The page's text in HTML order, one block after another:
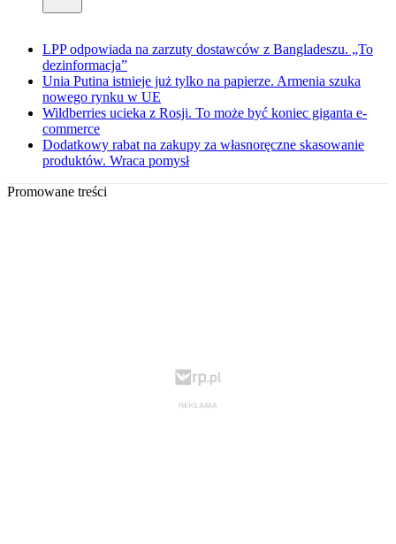
LPP odpowiada na zarzuty dostawców z Bangladeszu. „To
dezinformacja”
Unia Putina istnieje już tylko na papierze. Armenia szuka
nowego rynku w UE
Wildberries ucieka z Rosji. To może być koniec giganta e-
commerce
Dodatkowy rabat na zakupy za własnoręczne skasowanie
produktów. Wraca pomysł
Promowane treści